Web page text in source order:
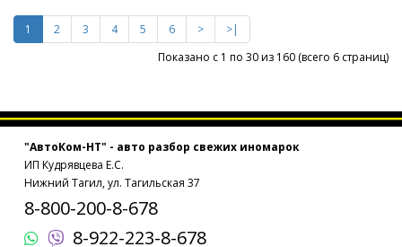
1 2 3 4 5 6 >
>|
Показано с 1 по 30 из 160 (всего 6 страниц)
"АвтоКом-НТ" - авто разбор свежих иномарок
ИП Кудрявцева Е.С.
Нижний Тагил, ул. Тагильская 37
8-800-200-8-678
8-922-223-8-678